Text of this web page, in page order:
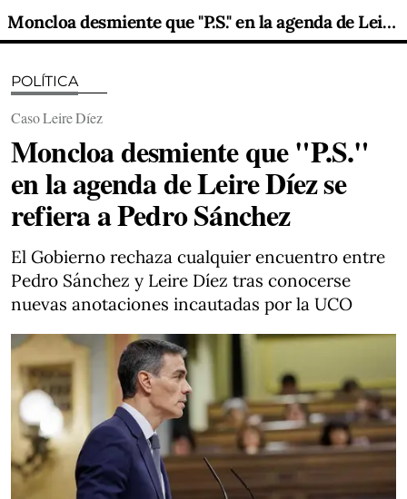
Moncloa desmiente que "P.S." en la agenda de Leire Díez se refiera a Pedro Sánchez
POLÍTICA
Caso Leire Díez
Moncloa desmiente que "P.S."
en la agenda de Leire Díez se
refiera a Pedro Sánchez
El Gobierno rechaza cualquier encuentro entre
Pedro Sánchez y Leire Díez tras conocerse
nuevas anotaciones incautadas por la UCO